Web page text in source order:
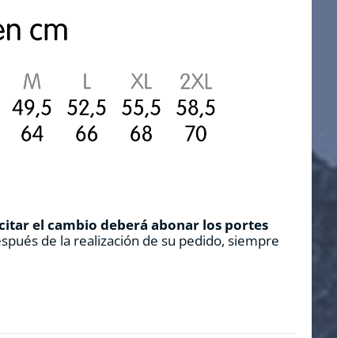
el cambio deberá abonar los portes
de la realización de su pedido, siempre